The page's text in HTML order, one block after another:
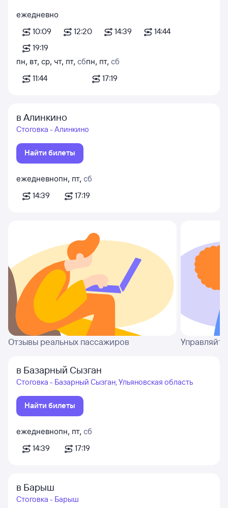
ежедневно
10:09
12:20 14:39
14:44
19:19
пн, вт, ср, чт, пт, сб
11:44
пн, пт, сб
17:19
в Алинкино
Стоговка - Алинкино
Найти билеты
ежедневно
14:39
пн, пт, сб
17:19
Отзывы реальных пассажиров
в Базарный Сызган
Стоговка - Базарный Сызган, Ульяновская область
Найти билеты
ежедневно
14:39
пн, пт, сб
17:19
в Барыш
Стоговка - Барыш